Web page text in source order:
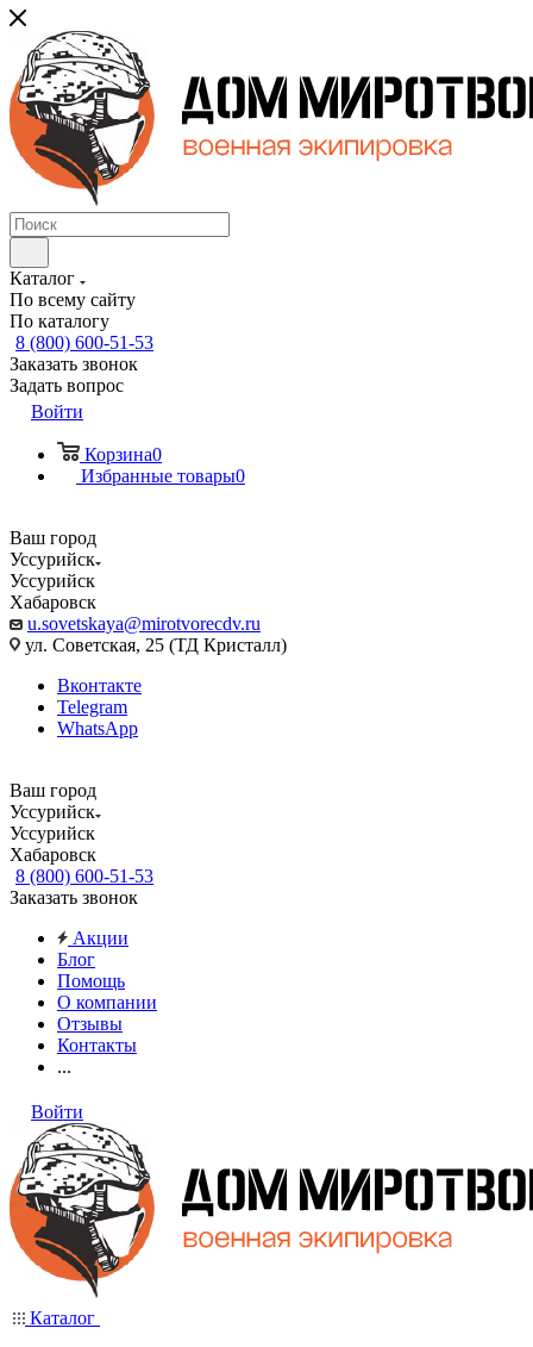
Каталог
По всему сайту
По каталогу
8 (800) 600-51-53
Заказать звонок
Задать вопрос
Войти
Корзина0
Избранные товары0
Ваш город
Уссурийск
Уссурийск
Хабаровск
u.sovetskaya@mirotvorecdv.ru
ул. Советская, 25 (ТД Кристалл)
Вконтакте
Telegram
WhatsApp
Ваш город
Уссурийск
Уссурийск
Хабаровск
8 (800) 600-51-53
Заказать звонок
Акции
Блог
Помощь
О компании
Отзывы
Контакты
...
Войти
Каталог